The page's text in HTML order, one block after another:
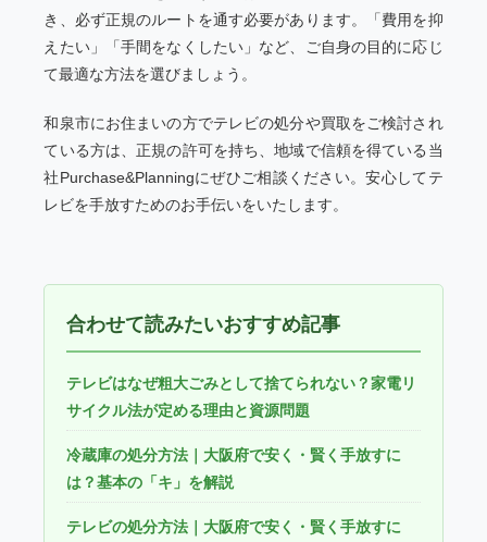
き、必ず正規のルートを通す必要があります。「費用を抑
えたい」「手間をなくしたい」など、ご自身の目的に応じ
て最適な方法を選びましょう。
和泉市にお住まいの方でテレビの処分や買取をご検討され
ている方は、正規の許可を持ち、地域で信頼を得ている当
社Purchase&Planningにぜひご相談ください。安心してテ
レビを手放すためのお手伝いをいたします。
合わせて読みたいおすすめ記事
テレビはなぜ粗大ごみとして捨てられない？家電リ
サイクル法が定める理由と資源問題
冷蔵庫の処分方法｜大阪府で安く・賢く手放すに
は？基本の「キ」を解説
テレビの処分方法｜大阪府で安く・賢く手放すに